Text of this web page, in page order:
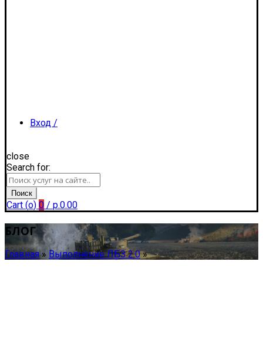
Вход /
Регистрация
close
Search for:
Поиск
Cart (o) 0 / р.0.00
БЛОГ
Главная» Выполнение ЛБЗ 2.0»